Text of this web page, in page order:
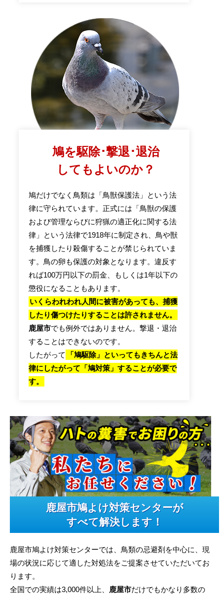
鳩を駆除･撃退･退治
してもよいのか？
鳩だけでなく鳥類は「鳥獣保護法」という法
律に守られています。正式には「鳥獣の保護
および管理ならびに狩猟の適正化に関する法
律」という法律で1918年に制定され、鳥や獣
を捕獲したり殺傷することが禁じられていま
す。鳥の卵も保護の対象となります。違反す
れば100万円以下の罰金、もしくは1年以下の
懲役になることもあります。
いくらわれわれ人間に被害があっても、捕獲
したり傷つけたりすることは許されません。
鹿屋市でも例外ではありません。撃退・退治
することはできないのです。
したがって
「鳩駆除」といってもきちんと法
律にしたがって「鳩対策」することが必要で
す。
鹿屋市鳩よけ対策センターが
すべて解決します！
鹿屋市鳩よけ対策センターでは、鳥類の忌避剤を中心に、現
場の状況に応じて適した対処法をご提案させていただいてお
ります。
全国での実績は3,000件以上、
鹿屋市だけでもかなり多数の